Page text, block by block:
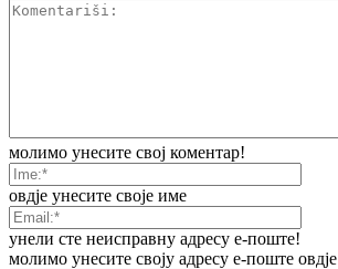
молимо унесите свој коментар!
овдје унесите своје име
унели сте неисправну адресу е-поште!
молимо унесите своју адресу е-поште овдје